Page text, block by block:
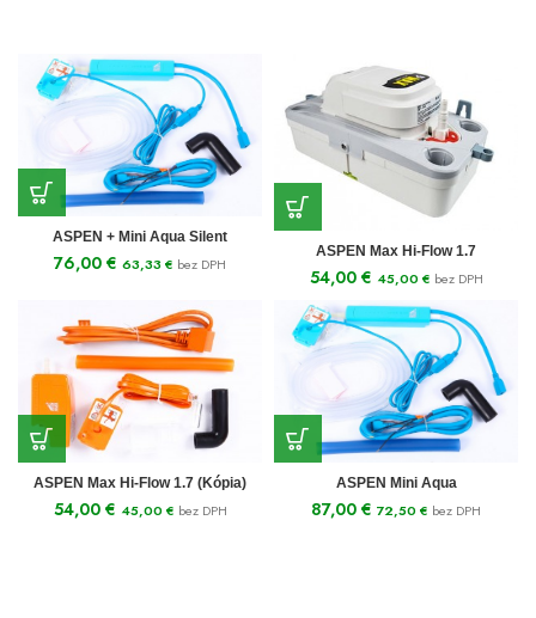
ASPEN + Mini Aqua Silent
76,00 € 63,33€ bez DPH
ASPEN Max Hi-Flow 1.7
54,00 € 45,00€ bez DPH
ASPEN Max Hi-Flow 1.7 (Kópia)
54,00 € 45,00€ bez DPH
ASPEN Mini Aqua
87,00 € 72,50€ bez DPH